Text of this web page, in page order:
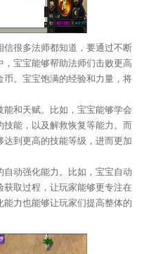
很多法师都知道，要通过不断
宝宝能够帮助法师们击败更高
。宝宝饱满的经验和力量，将
和天赋。比如，宝宝能够学会
能，以及解救恢复等能力。而
到更高的技能等级，进而更加
动强化能力。比如，宝宝自动
取过程，让玩家能够更专注在
力也能够让玩家们提高整体的